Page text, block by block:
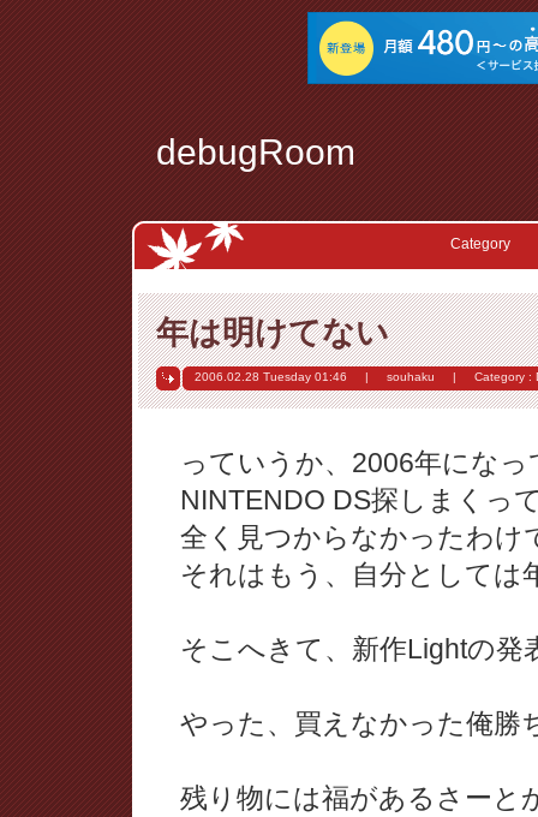
debugRoom
Category
年は明けてない
2006.02.28 Tuesday 01:46 | souhaku | Category :
っていうか、2006年にな
NINTENDO DS探しまくっ
全く見つからなかったわけ
それはもう、自分としては
そこへきて、新作Lightの発
やった、買えなかった俺勝
残り物には福があるさーと